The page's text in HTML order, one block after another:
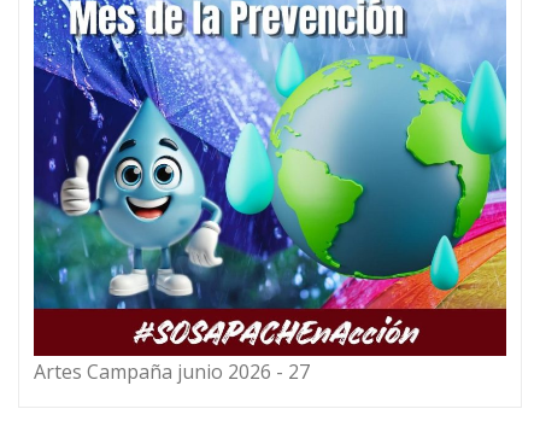
Artes Campaña junio 2026 - 27